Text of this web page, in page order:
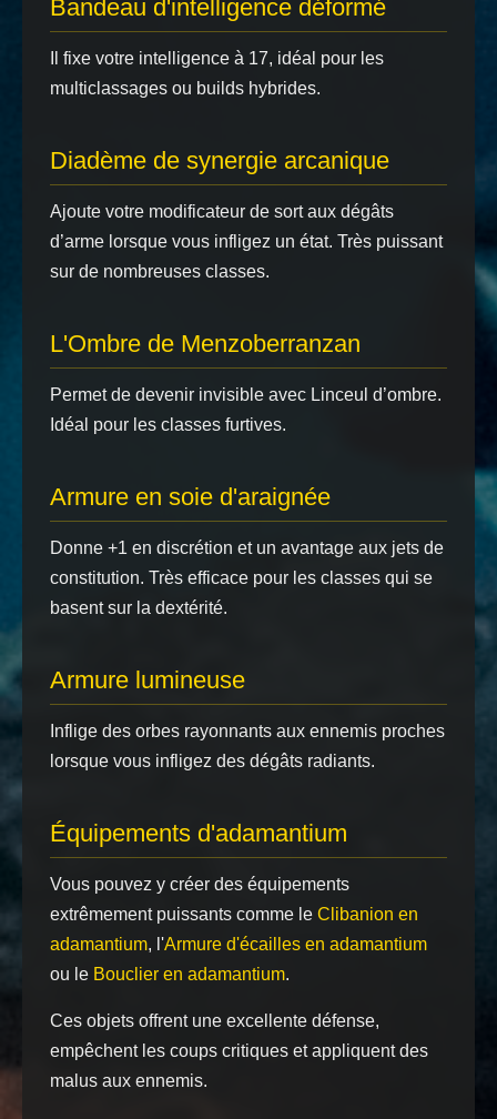
Bandeau d'intelligence déformé
Il fixe votre intelligence à 17, idéal pour les
multiclassages ou builds hybrides.
Diadème de synergie arcanique
Ajoute votre modificateur de sort aux dégâts
d’arme lorsque vous infligez un état. Très puissant
sur de nombreuses classes.
L'Ombre de Menzoberranzan
Permet de devenir invisible avec Linceul d’ombre.
Idéal pour les classes furtives.
Armure en soie d'araignée
Donne +1 en discrétion et un avantage aux jets de
constitution. Très efficace pour les classes qui se
basent sur la dextérité.
Armure lumineuse
Inflige des orbes rayonnants aux ennemis proches
lorsque vous infligez des dégâts radiants.
Équipements d'adamantium
Vous pouvez y créer des équipements
extrêmement puissants comme le Clibanion en
adamantium, l'Armure d'écailles en adamantium
ou le Bouclier en adamantium.
Ces objets offrent une excellente défense,
empêchent les coups critiques et appliquent des
malus aux ennemis.